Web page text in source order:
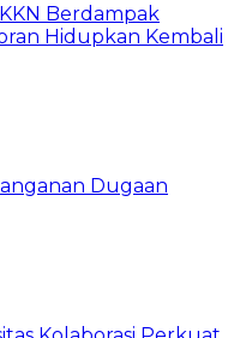
Berdampak
Hidupkan Kembali
Dugaan